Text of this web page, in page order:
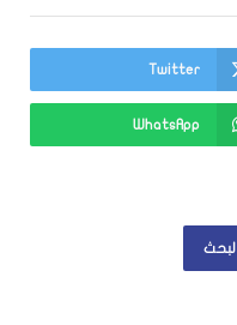
Twitter
WhatsApp
البحث